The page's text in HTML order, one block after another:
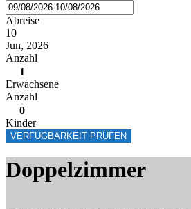
Abreise
10
Jun, 2026
Anzahl
1
Erwachsene
Anzahl
0
Kinder
VERFÜGBARKEIT PRÜFEN
Doppelzimmer